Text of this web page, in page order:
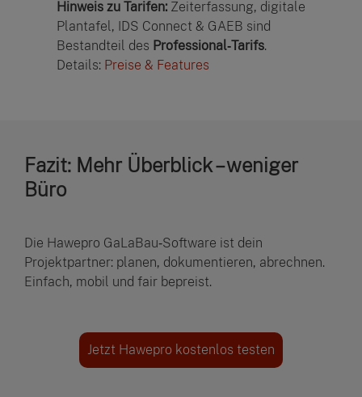
Hinweis zu Tarifen: Zeiterfassung, digitale
Plantafel, IDS Connect & GAEB sind
Bestandteil des Professional‑Tarifs.
Details: Preise & Features
Fazit: Mehr Überblick – weniger
Büro
Die Hawepro GaLaBau‑Software ist dein
Projektpartner: planen, dokumentieren, abrechnen.
Einfach, mobil und fair bepreist.
Jetzt Hawepro kostenlos testen